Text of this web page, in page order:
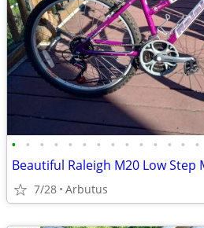
• • • • • • • • • • • • • •
7/28 Arbutus